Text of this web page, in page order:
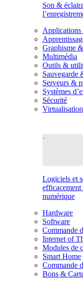
Son &
Applications
Graphisme
Multimédia
Outils &
Sauvegarde
Serveurs &
Systèmes
Sécurité
Virtualisation
Logiciels et
efficacement
numérique
Hardware
Software
Commande
Internet of
Modules de
Smart Home
Commande
Bons &